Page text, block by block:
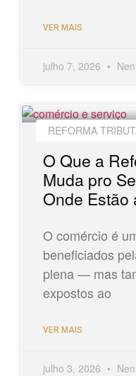
VER MAIS
julho 7, 2026
REFORMA
O Que a
Muda pro
Onde Estão
O comércio é
beneficiados
plena — mas
expostos ao
VER MAIS
julho 3, 2026